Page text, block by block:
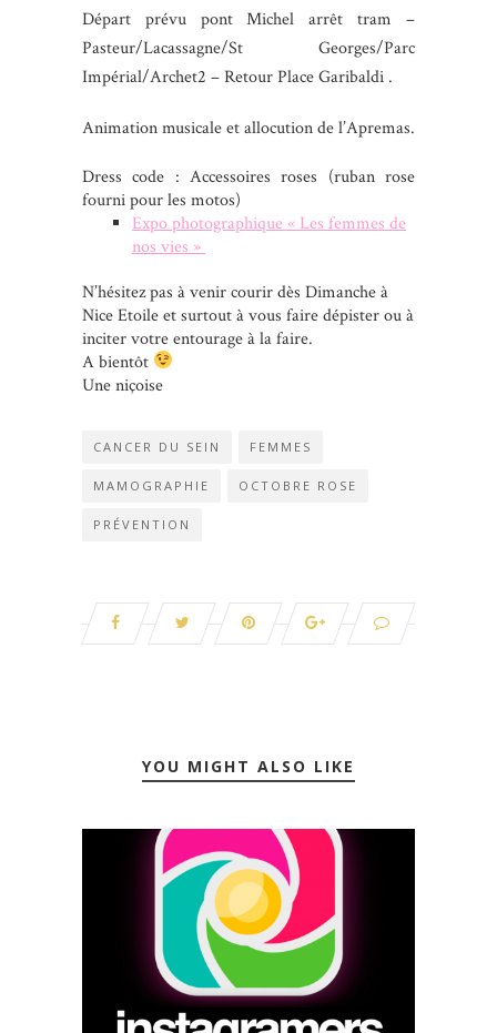
Départ prévu pont Michel arrêt tram –
Pasteur/Lacassagne/St Georges/Parc
Impérial/Archet2 – Retour Place Garibaldi .
Animation musicale et allocution de l’Apremas.
Dress code : Accessoires roses (ruban rose
fourni pour les motos)
Expo photographique « Les femmes de
nos vies »
N’hésitez pas à venir courir dès Dimanche à
Nice Etoile et surtout à vous faire dépister ou à
inciter votre entourage à la faire.
A bientôt
Une niçoise
CANCER DU SEIN FEMMES
MAMOGRAPHIE OCTOBRE ROSE
PRÉVENTION
YOU MIGHT ALSO LIKE